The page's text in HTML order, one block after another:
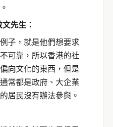
先生：
子，就是他們想要求
可靠，所以香港的社
向文化的東西，但是
常都是政府、大企業
居民沒有辦法參與。